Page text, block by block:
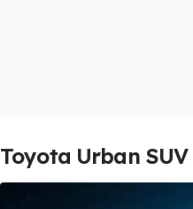
Toyota Urban